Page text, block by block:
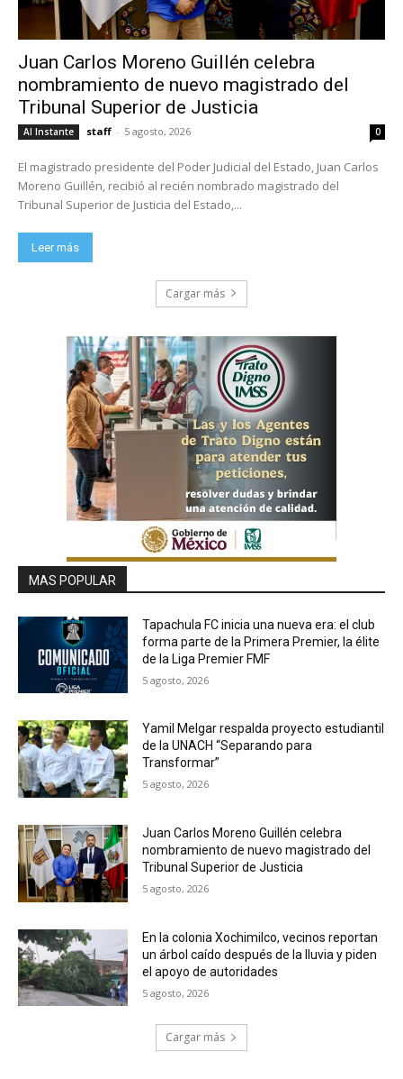
Juan Carlos Moreno Guillén celebra
nombramiento de nuevo magistrado del
Tribunal Superior de Justicia
Al Instante staff - 5 agosto, 2026 0
El magistrado presidente del Poder Judicial del Estado, Juan Carlos
Moreno Guillén, recibió al recién nombrado magistrado del
Tribunal Superior de Justicia del Estado,...
Leer más
Cargar más
MAS POPULAR
Tapachula FC inicia una nueva era: el club
forma parte de la Primera Premier, la élite
de la Liga Premier FMF
5 agosto, 2026
Yamil Melgar respalda proyecto estudiantil
de la UNACH “Separando para
Transformar”
5 agosto, 2026
Juan Carlos Moreno Guillén celebra
nombramiento de nuevo magistrado del
Tribunal Superior de Justicia
5 agosto, 2026
En la colonia Xochimilco, vecinos reportan
un árbol caído después de la lluvia y piden
el apoyo de autoridades
5 agosto, 2026
Cargar más